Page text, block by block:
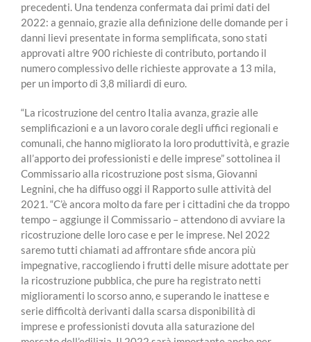
precedenti. Una tendenza confermata dai primi dati del
2022: a gennaio, grazie alla definizione delle domande per i
danni lievi presentate in forma semplificata, sono stati
approvati altre 900 richieste di contributo, portando il
numero complessivo delle richieste approvate a 13 mila,
per un importo di 3,8 miliardi di euro.
“La ricostruzione del centro Italia avanza, grazie alle
semplificazioni e a un lavoro corale degli uffici regionali e
comunali, che hanno migliorato la loro produttività, e grazie
all’apporto dei professionisti e delle imprese” sottolinea il
Commissario alla ricostruzione post sisma, Giovanni
Legnini, che ha diffuso oggi il Rapporto sulle attività del
2021. “C’è ancora molto da fare per i cittadini che da troppo
tempo – aggiunge il Commissario – attendono di avviare la
ricostruzione delle loro case e per le imprese. Nel 2022
saremo tutti chiamati ad affrontare sfide ancora più
impegnative, raccogliendo i frutti delle misure adottate per
la ricostruzione pubblica, che pure ha registrato netti
miglioramenti lo scorso anno, e superando le inattese e
serie difficoltà derivanti dalla scarsa disponibilità di
imprese e professionisti dovuta alla saturazione del